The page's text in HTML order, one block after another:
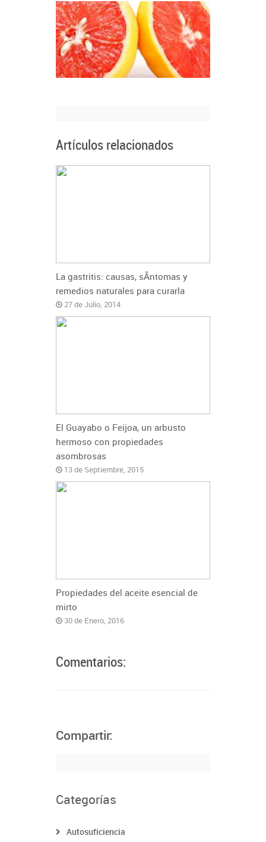
Artículos relacionados
La gastritis: causas, sÃ­ntomas y
remedios naturales para curarla
27 de Julio, 2014
El Guayabo o Feijoa, un arbusto
hermoso con propiedades
asombrosas
13 de Septiembre, 2015
Propiedades del aceite esencial de
mirto
30 de Enero, 2016
Comentarios:
Compartir:
Categorías
Autosuficiencia